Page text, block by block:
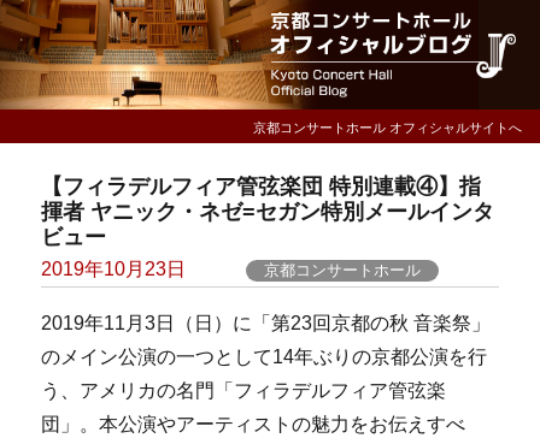
京都コンサートホール オフィシャルサイトへ
【フィラデルフィア管弦楽団 特別連載④】指
揮者 ヤニック・ネゼ=セガン特別メールインタ
ビュー
Posted
2019年10月23日 京都コンサートホール
2019年11月3日（日）に「第23回京都の秋 音楽祭」
のメイン公演の一つとして14年ぶりの京都公演を行
う、アメリカの名門「フィラデルフィア管弦楽
団」。本公演やアーティストの魅力をお伝えすべ